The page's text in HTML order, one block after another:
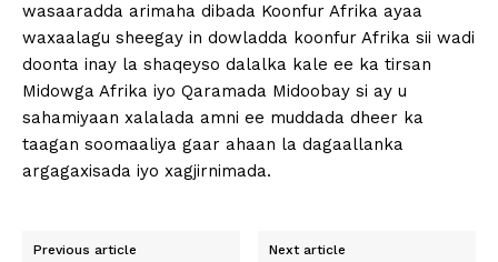
wasaaradda arimaha dibada Koonfur Afrika ayaa
waxaalagu sheegay in dowladda koonfur Afrika sii wadi
doonta inay la shaqeyso dalalka kale ee ka tirsan
Midowga Afrika iyo Qaramada Midoobay si ay u
sahamiyaan xalalada amni ee muddada dheer ka
taagan soomaaliya gaar ahaan la dagaallanka
argagaxisada iyo xagjirnimada.
Previous article Next article